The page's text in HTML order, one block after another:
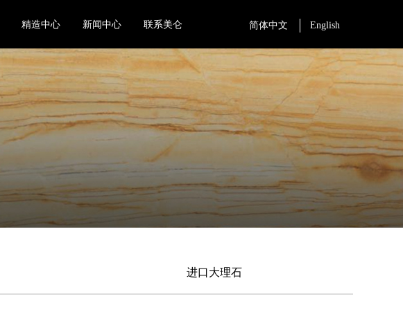
简体中文 English
精造中心 新闻中心 联系美仑
进口大理石